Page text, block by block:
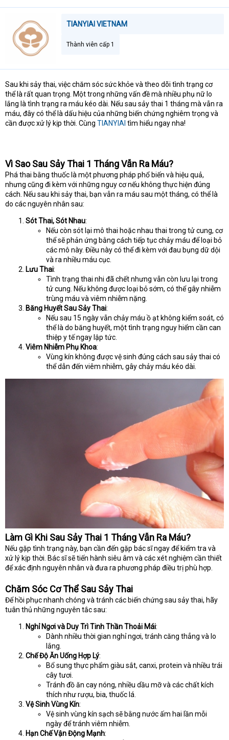
TIANYIAI VIETNAM
Thành viên cấp 1
Sau khi sảy thai, việc chăm sóc sức khỏe và theo dõi tình trạng cơ
thể là rất quan trọng. Một trong những vấn đề mà nhiều phụ nữ lo
lắng là tình trạng ra máu kéo dài. Nếu sau sảy thai 1 tháng mà vẫn ra
máu, đây có thể là dấu hiệu của những biến chứng nghiêm trọng và
cần được xử lý kịp thời. Cùng TIANYIAI tìm hiểu ngay nha!
Vì Sao Sau Sảy Thai 1 Tháng Vẫn Ra Máu?
Phá thai bằng thuốc là một phương pháp phổ biến và hiệu quả,
nhưng cũng đi kèm với những nguy cơ nếu không thực hiện đúng
cách. Nếu sau khi sảy thai, bạn vẫn ra máu sau một tháng, có thể là
do các nguyên nhân sau:
Sót Thai, Sót Nhau:
Nếu còn sót lại mô thai hoặc nhau thai trong tử cung, cơ
thể sẽ phản ứng bằng cách tiếp tục chảy máu để loại bỏ
các mô này. Điều này có thể đi kèm với đau bụng dữ dội
và ra nhiều máu cục.
Lưu Thai:
Tình trạng thai nhi đã chết nhưng vẫn còn lưu lại trong
tử cung. Nếu không được loại bỏ sớm, có thể gây nhiễm
trùng máu và viêm nhiễm nặng.
Băng Huyết Sau Sảy Thai:
Nếu sau 15 ngày vẫn chảy máu ồ ạt không kiểm soát, có
thể là do băng huyết, một tình trạng nguy hiểm cần can
thiệp y tế ngay lập tức.
Viêm Nhiễm Phụ Khoa:
Vùng kín không được vệ sinh đúng cách sau sảy thai có
thể dẫn đến viêm nhiễm, gây chảy máu kéo dài.
Làm Gì Khi Sau Sảy Thai 1 Tháng Vẫn Ra Máu?
Nếu gặp tình trạng này, bạn cần đến gặp bác sĩ ngay để kiểm tra và
xử lý kịp thời. Bác sĩ sẽ tiến hành siêu âm và các xét nghiệm cần thiết
để xác định nguyên nhân và đưa ra phương pháp điều trị phù hợp.
Chăm Sóc Cơ Thể Sau Sảy Thai
Để hồi phục nhanh chóng và tránh các biến chứng sau sảy thai, hãy
tuân thủ những nguyên tắc sau:
Nghỉ Ngơi và Duy Trì Tinh Thần Thoải Mái:
Dành nhiều thời gian nghỉ ngơi, tránh căng thẳng và lo
lắng.
Chế Độ Ăn Uống Hợp Lý:
Bổ sung thực phẩm giàu sắt, canxi, protein và nhiều trái
cây tươi.
Tránh đồ ăn cay nóng, nhiều dầu mỡ và các chất kích
thích như rượu, bia, thuốc lá.
Vệ Sinh Vùng Kín:
Vệ sinh vùng kín sạch sẽ bằng nước ấm hai lần mỗi
ngày để tránh viêm nhiễm.
Hạn Chế Vận Động Mạnh: